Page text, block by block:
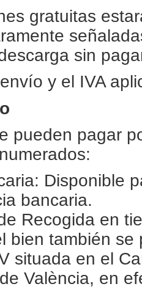
gratuitas
sin
y el IVA
pueden pagar
Disponible
bancaria.
Recogida en
bien también
situada en el
València, en